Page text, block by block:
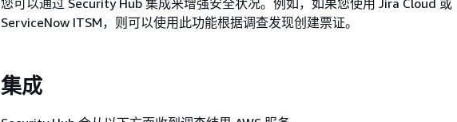
ServiceNow ITSM，则可以使用此功能根据调查发现创建票证。
集成